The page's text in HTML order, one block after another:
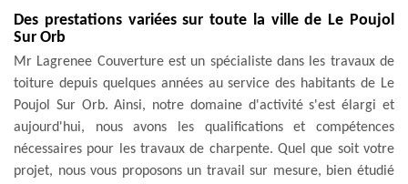
Des prestations variées sur toute la ville de Le Poujol
Sur Orb
Mr Lagrenee Couverture est un spécialiste dans les travaux de
toiture depuis quelques années au service des habitants de Le
Poujol Sur Orb. Ainsi, notre domaine d'activité s'est élargi et
aujourd'hui, nous avons les qualifications et compétences
nécessaires pour les travaux de charpente. Quel que soit votre
projet, nous vous proposons un travail sur mesure, bien étudié